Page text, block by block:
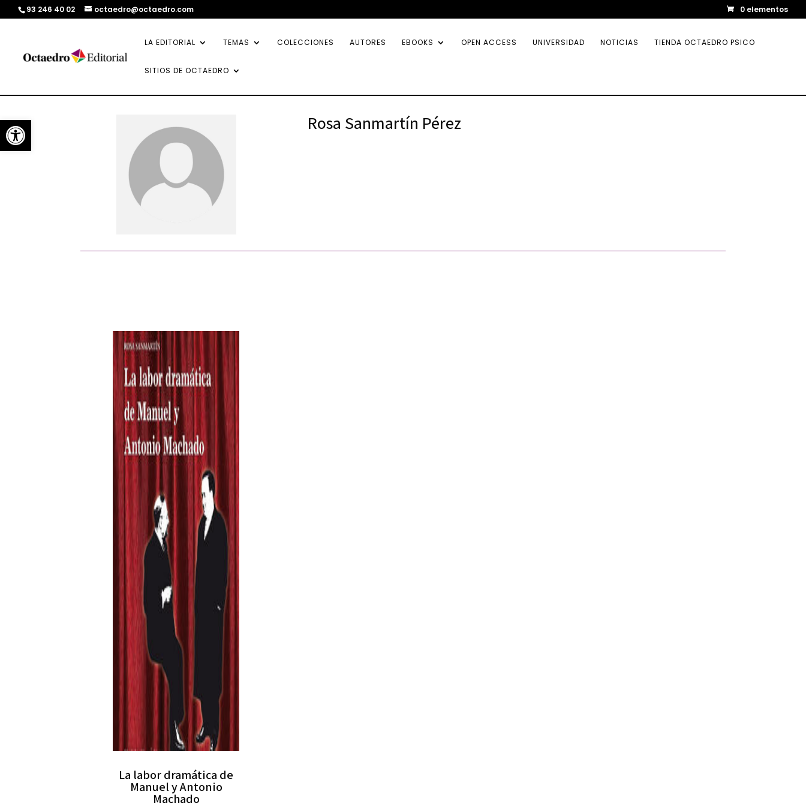
Abrir barra de herramientas
93 246 40 02 octaedro@octaedro.com 0 elementos
LA EDITORIAL TEMAS COLECCIONES AUTORES EBOOKS OPEN ACCESS UNIVERSIDAD NOTICIAS TIENDA OCTAEDRO PSICO
SITIOS DE OCTAEDRO
Rosa Sanmartín Pérez
La labor dramática de
Manuel y Antonio
Machado